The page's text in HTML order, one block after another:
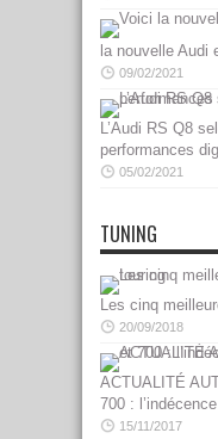
la nouvelle Audi
09/02/2021
L’Audi RS Q8
performances
05/02/2021
TUNING
Les cinq
20/09/2018
ACTUALITÉ
700 :
15/11/2017